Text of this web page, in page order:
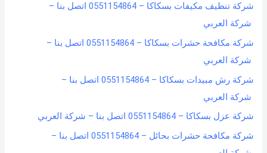
شركة تنظيف مكيفات بسكاكا – 0551154864 اتصل بنا –
شركة العربي
شركة مكافحة حشرات بسكاكا – 0551154864 اتصل بنا –
شركة العربي
شركة رش مبيدات بسكاكا – 0551154864 اتصل بنا –
شركة العربي
شركة عزل بسكاكا – 0551154864 اتصل بنا – شركة العربي
شركة مكافحة حشرات بحائل – 0551154864 اتصل بنا –